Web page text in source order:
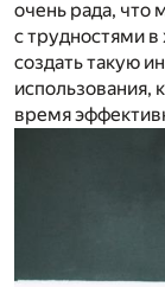
очень рада, что
с трудностями
создать такую
использования,
время